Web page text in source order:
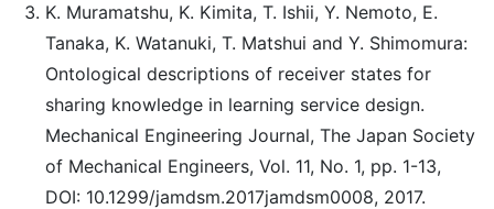
K. Muramatshu, K. Kimita, T. Ishii, Y. Nemoto, E.
Tanaka, K. Watanuki, T. Matshui and Y. Shimomura:
Ontological descriptions of receiver states for
sharing knowledge in learning service design.
Mechanical Engineering Journal, The Japan Society
of Mechanical Engineers, Vol. 11, No. 1, pp. 1-13,
DOI: 10.1299/jamdsm.2017jamdsm0008, 2017.